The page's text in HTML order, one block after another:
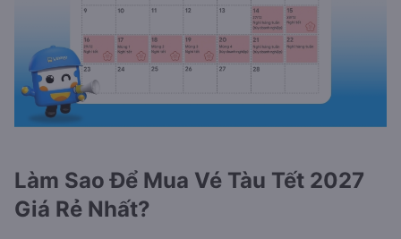
Làm Sao Để Mua Vé Tàu Tết 2027
Giá Rẻ Nhất?